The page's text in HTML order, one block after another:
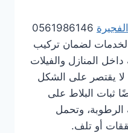
0561986146
لضمان تركيب
المنازل والفيلات
لا يقتصر على الشكل
ثبات البلاط على
الرطوبة، وتحمل
أو تلف.